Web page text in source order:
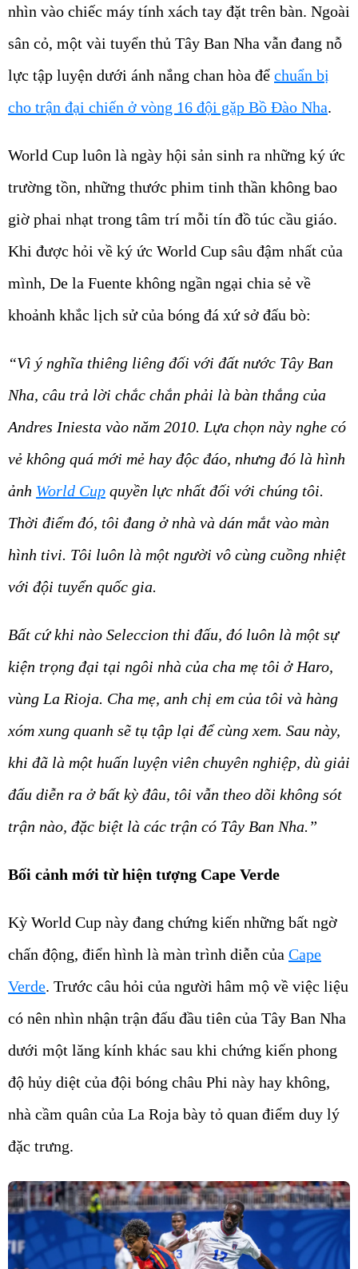
nhìn vào chiếc máy tính xách tay đặt trên bàn. Ngoài
sân cỏ, một vài tuyển thủ Tây Ban Nha vẫn đang nỗ
lực tập luyện dưới ánh nắng chan hòa để chuẩn bị
cho trận đại chiến ở vòng 16 đội gặp Bồ Đào Nha.
World Cup luôn là ngày hội sản sinh ra những ký ức
trường tồn, những thước phim tinh thần không bao
giờ phai nhạt trong tâm trí mỗi tín đồ túc cầu giáo.
Khi được hỏi về ký ức World Cup sâu đậm nhất của
mình, De la Fuente không ngần ngại chia sẻ về
khoảnh khắc lịch sử của bóng đá xứ sở đấu bò:
“Vì ý nghĩa thiêng liêng đối với đất nước Tây Ban
Nha, câu trả lời chắc chắn phải là bàn thắng của
Andres Iniesta vào năm 2010. Lựa chọn này nghe có
vẻ không quá mới mẻ hay độc đáo, nhưng đó là hình
ảnh World Cup quyền lực nhất đối với chúng tôi.
Thời điểm đó, tôi đang ở nhà và dán mắt vào màn
hình tivi. Tôi luôn là một người vô cùng cuồng nhiệt
với đội tuyển quốc gia.
Bất cứ khi nào Seleccion thi đấu, đó luôn là một sự
kiện trọng đại tại ngôi nhà của cha mẹ tôi ở Haro,
vùng La Rioja. Cha mẹ, anh chị em của tôi và hàng
xóm xung quanh sẽ tụ tập lại để cùng xem. Sau này,
khi đã là một huấn luyện viên chuyên nghiệp, dù giải
đấu diễn ra ở bất kỳ đâu, tôi vẫn theo dõi không sót
trận nào, đặc biệt là các trận có Tây Ban Nha.”
Bối cảnh mới từ hiện tượng Cape Verde
Kỳ World Cup này đang chứng kiến những bất ngờ
chấn động, điển hình là màn trình diễn của Cape
Verde. Trước câu hỏi của người hâm mộ về việc liệu
có nên nhìn nhận trận đấu đầu tiên của Tây Ban Nha
dưới một lăng kính khác sau khi chứng kiến phong
độ hủy diệt của đội bóng châu Phi này hay không,
nhà cầm quân của La Roja bày tỏ quan điểm duy lý
đặc trưng.